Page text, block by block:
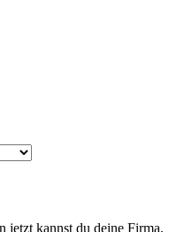
jetzt kannst du deine Firma,